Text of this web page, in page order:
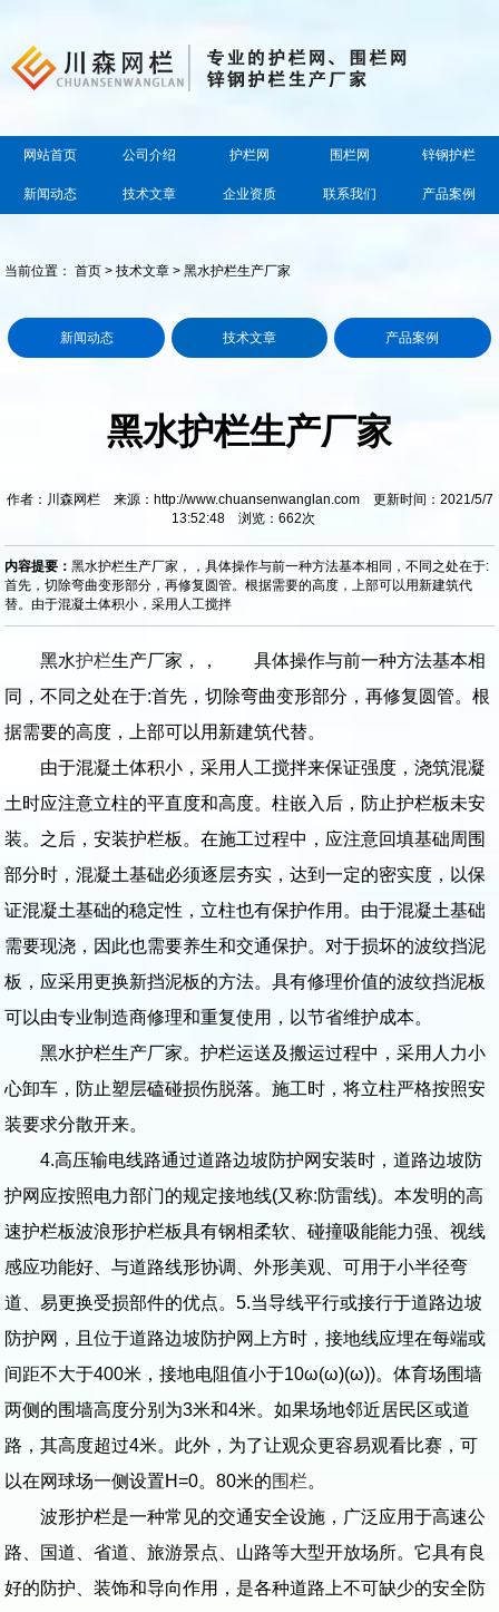
网站首页 公司介绍 护栏网 围栏网 锌钢护栏
新闻动态 技术文章 企业资质 联系我们 产品案例
当前位置：首页 >技术文章 > 黑水护栏生产厂家
新闻动态 技术文章 产品案例
黑水护栏生产厂家
作者：川森网栏 来源：http://www.chuansenwanglan.com 更新时间：2021/5/7
13:52:48 浏览： 662次
内容提要：黑水护栏生产厂家，，具体操作与前一种方法基本相同，不同之处在于:
首先，切除弯曲变形部分，再修复圆管。根据需要的高度，上部可以用新建筑代
替。由于混凝土体积小，采用人工搅拌
黑水护栏生产厂家，， 具体操作与前一种方法基本相
同，不同之处在于:首先，切除弯曲变形部分，再修复圆管。根
据需要的高度，上部可以用新建筑代替。
由于混凝土体积小，采用人工搅拌来保证强度，浇筑混凝
土时应注意立柱的平直度和高度。柱嵌入后，防止护栏板未安
装。之后，安装护栏板。在施工过程中，应注意回填基础周围
部分时，混凝土基础必须逐层夯实，达到一定的密实度，以保
证混凝土基础的稳定性，立柱也有保护作用。由于混凝土基础
需要现浇，因此也需要养生和交通保护。对于损坏的波纹挡泥
板，应采用更换新挡泥板的方法。具有修理价值的波纹挡泥板
可以由专业制造商修理和重复使用，以节省维护成本。
黑水护栏生产厂家。护栏运送及搬运过程中，采用人力小
心卸车，防止塑层磕碰损伤脱落。施工时，将立柱严格按照安
装要求分散开来。
4.高压输电线路通过道路边坡防护网安装时，道路边坡防
护网应按照电力部门的规定接地线(又称:防雷线)。本发明的高
速护栏板波浪形护栏板具有钢相柔软、碰撞吸能能力强、视线
感应功能好、与道路线形协调、外形美观、可用于小半径弯
道、易更换受损部件的优点。5.当导线平行或接行于道路边坡
防护网，且位于道路边坡防护网上方时，接地线应埋在每端或
间距不大于400米，接地电阻值小于10ω(ω)(ω))。体育场围墙
两侧的围墙高度分别为3米和4米。如果场地邻近居民区或道
路，其高度超过4米。此外，为了让观众更容易观看比赛，可
以在网球场一侧设置H=0。80米的围栏。
波形护栏是一种常见的交通安全设施，广泛应用于高速公
路、国道、省道、旅游景点、山路等大型开放场所。它具有良
好的防护、装饰和导向作用，是各种道路上不可缺少的安全防